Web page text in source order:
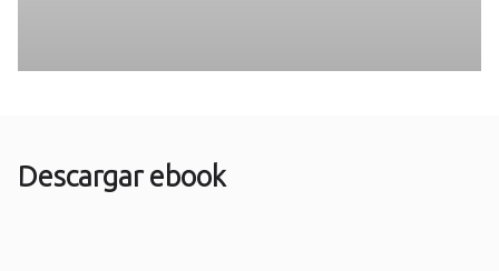
Descargar ebook